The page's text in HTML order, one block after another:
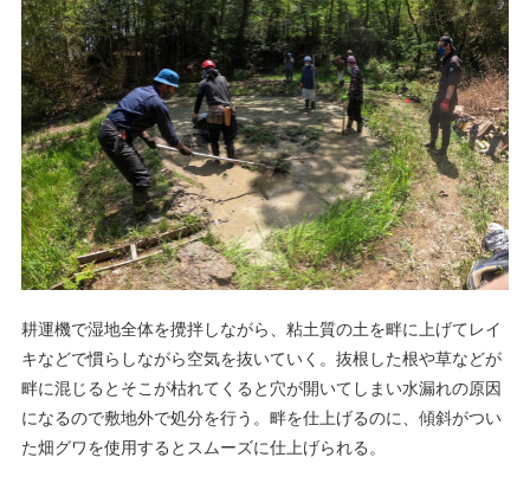
耕運機で湿地全体を攪拌しながら、粘土質の土を畔に上げてレイ
キなどで慣らしながら空気を抜いていく。抜根した根や草などが
畔に混じるとそこが枯れてくると穴が開いてしまい水漏れの原因
になるので敷地外で処分を行う。畔を仕上げるのに、傾斜がつい
た畑グワを使用するとスムーズに仕上げられる。